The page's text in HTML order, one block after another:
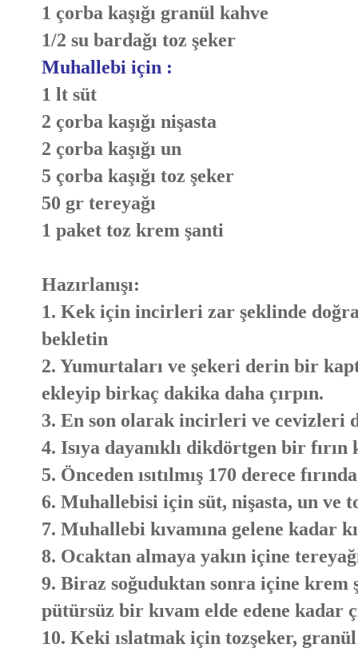
1 çorba kaşığı granül kahve
1/2 su bardağı toz şeker
Muhallebi için :
1 lt süt
2 çorba kaşığı nişasta
2 çorba kaşığı un
5 çorba kaşığı toz şeker
50 gr tereyağı
1 paket toz krem şanti
Hazırlanışı:
1. Kek için incirleri zar şeklinde
bekletin
2. Yumurtaları ve şekeri derin bir
ekleyip birkaç dakika daha çırpın.
3. En son olarak incirleri ve cevizleri
4. Isıya dayanıklı dikdörtgen bir fırın
5. Önceden ısıtılmış 170 derece
6. Muhallebisi için süt, nişasta, un ve
7. Muhallebi kıvamına gelene kadar
8. Ocaktan almaya yakın içine
9. Biraz soğuduktan sonra içine
pütürsüz bir kıvam elde edene kadar
10. Keki ıslatmak için tozşeker,